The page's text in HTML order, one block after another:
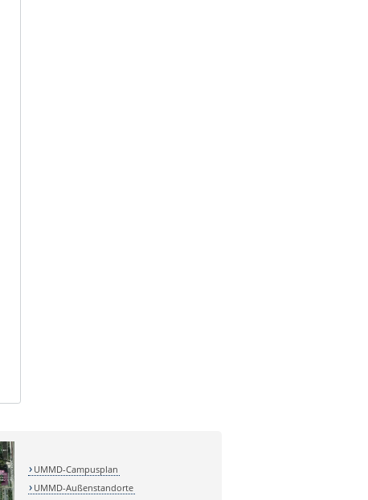
UMMD-Campusplan
UMMD-Außenstandorte